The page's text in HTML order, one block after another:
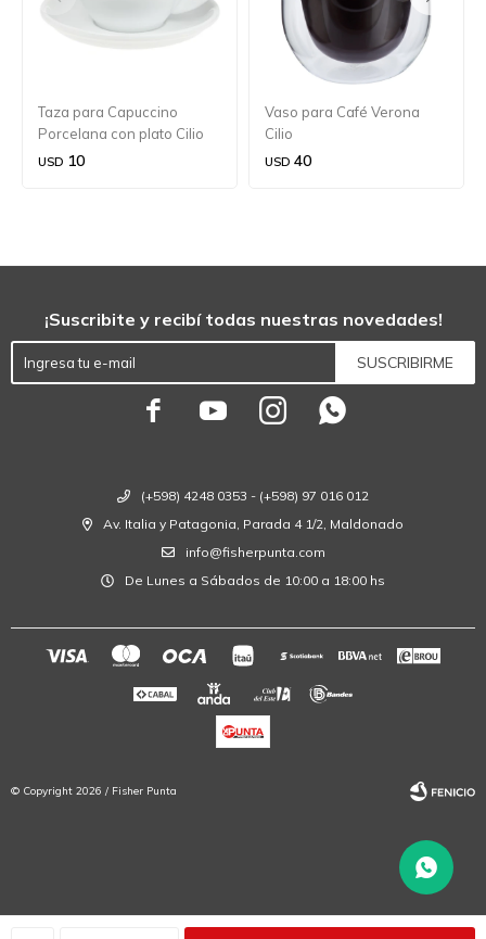
Taza para Capuccino
Porcelana con plato Cilio
Roma
USD 10
Vaso para Café Verona
Cilio
USD 40
(+598) 4248 0353 - (+598) 97 016 012
Av. Italia y Patagonia, Parada 4 1/2, Maldonado
info@fisherpunta.com
De Lunes a Sábados de 10:00 a 18:00 hs
¡Suscribite y recibí todas nuestras novedades!
SUSCRIBIRME
   
© Copyright 2026 / Fisher Punta